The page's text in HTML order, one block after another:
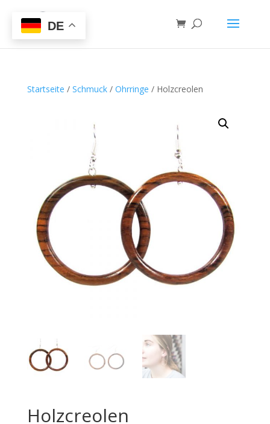
Startseite / Schmuck/ Ohrringe / Holzcreolen
Holzcreolen
DE